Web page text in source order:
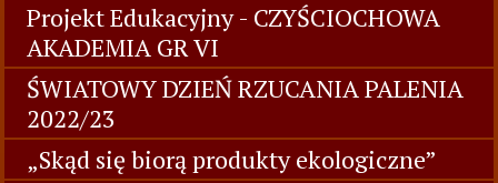
Projekt Edukacyjny - CZYŚCIOCHOWA
AKADEMIA GR VI
ŚWIATOWY DZIEŃ RZUCANIA PALENIA
2022/23
„Skąd się biorą produkty ekologiczne”